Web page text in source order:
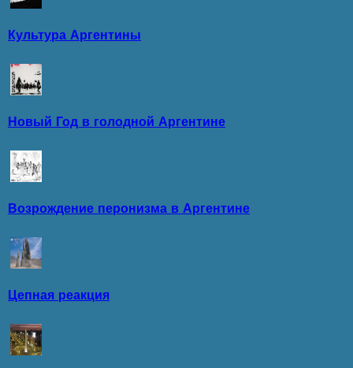
Культура Аргентины
Новый Год в голодной Аргентине
Возрождение перонизма в Аргентине
Цепная реакция